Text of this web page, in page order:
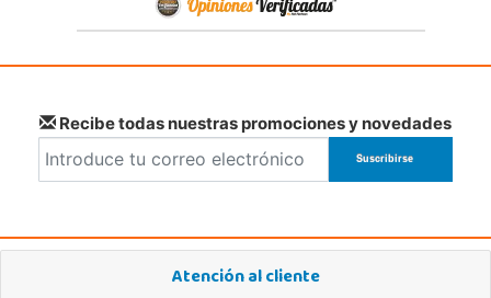
Recibe todas nuestras promociones y novedades
Atención al cliente